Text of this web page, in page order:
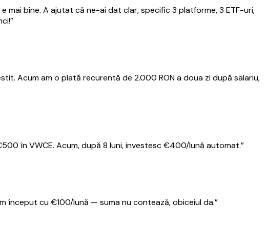
mai bine. A ajutat că ne-ai dat clar, specific 3 platforme, 3 ETF-uri,
”
Acum am o plată recurentă de 2.000 RON a doua zi după salariu,
în VWCE. Acum, după 8 luni, investesc €400/lună automat.”
început cu €100/lună — suma nu contează, obiceiul da.”